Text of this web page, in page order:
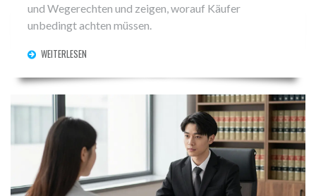
und Wegerechten und zeigen, worauf Käufer
unbedingt achten müssen.
WEITERLESEN